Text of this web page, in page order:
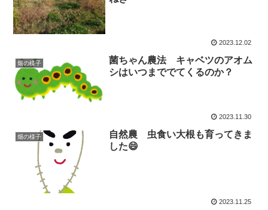
2023.12.02
畑の様子
菌ちゃん農法 キャベツのアオム
シはいつまででてくるのか？
2023.11.30
畑の様子
自然農 虫食い大根も育ってきま
した😄
2023.11.25